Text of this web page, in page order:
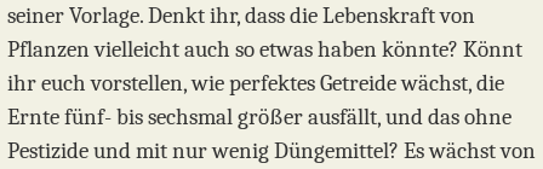
seiner Vorlage. Denkt ihr, dass die Lebenskraft von
Pflanzen vielleicht auch so etwas haben könnte? Könnt
ihr euch vorstellen, wie perfektes Getreide wächst, die
Ernte fünf- bis sechsmal größer ausfällt, und das ohne
Pestizide und mit nur wenig Düngemittel? Es wächst von